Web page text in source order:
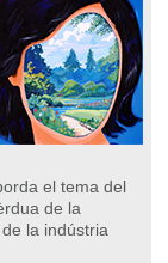
el tema del
de la
la indústria